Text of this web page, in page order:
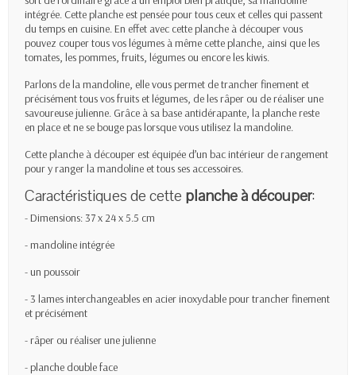
intégrée. Cette planche est pensée pour tous ceux et celles qui passent
du temps en cuisine. En effet avec cette planche à découper vous
pouvez couper tous vos légumes à même cette planche, ainsi que les
tomates, les pommes, fruits, légumes ou encore les kiwis.
Parlons de la mandoline, elle vous permet de trancher finement et
précisément tous vos fruits et légumes, de les râper ou de réaliser une
savoureuse julienne. Grâce à sa base antidérapante, la planche reste
en place et ne se bouge pas lorsque vous utilisez la mandoline.
Cette planche à découper est équipée d’un bac intérieur de rangement
pour y ranger la mandoline et tous ses accessoires.
Caractéristiques de cette planche à découper:
- Dimensions: 37 x 24 x 5.5 cm
- mandoline intégrée
- un poussoir
- 3 lames interchangeables en acier inoxydable pour trancher finement
et précisément
- râper ou réaliser une julienne
- planche double face